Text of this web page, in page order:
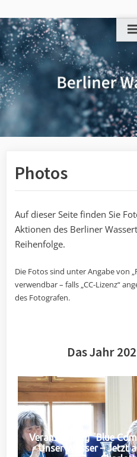
to
content
Photos
Auf dieser Seite finden Sie
Aktionen des Berliner
Reihenfolge.
Die Fotos sind unter Angabe von
verwendbar – falls „CC-Lizenz“
des Fotografen.
Das Jahr
Veranstaltung "Blue
Unser Wasser – Jetzt